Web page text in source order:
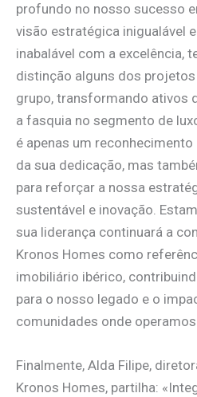
profundo no nosso sucesso
visão estratégica inigualável
inabalável com a excelência,
distinção alguns dos
grupo, transformando ativos
a fasquia no segmento de
é apenas um
da sua dedicação, mas
para reforçar a nossa
sustentável e inovação.
sua liderança continuará a
Kronos Homes como
imobiliário ibérico,
para o nosso legado e o
comunidades onde
Finalmente, Alda Filipe,
Kronos Homes, partilha: